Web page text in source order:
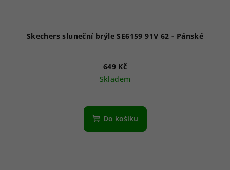
Skechers sluneční brýle SE6159 91V 62 - Pánské
649 Kč
Skladem
Do košíku